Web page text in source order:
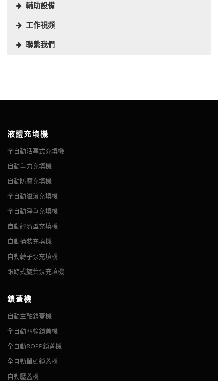
輔助設備
工作視頻
聯繫我們
醬汁需要液體成分。 醬汁是世界各地美食中必不可少的元素。
桌，像香蒜醬一樣冷著吃，但像香蒜醬一樣不冷不熱，像調味醬一
樣煮熟後趁熱上桌，或者像蘋果醬一樣冷著吃。 它們可能是由廚師
新鮮烹製的，尤其是在餐館裡，但今天許多醬汁都是預製的和包裝
好的，如伍斯特沙司、HP 醬、醬油或番茄醬。 沙拉醬稱為沙拉
辣醬汁、肉類醬汁、粉紅醬汁、切碎的新鮮原料製成的醬汁、甜醬
汁
Sauce Jar
嬰兒食品、黃油、蛋黃醬和醋、餐桌醬、醬油、鱷梨醬和其他蘸醬
填充醬汁或調味品的解決方案是 VKPAK 的專業知識。我們可以通
過專門針對醬汁和調味品行業的各種充填技術幫助您實現這一目
標。
食品，尤其是未經巴氏殺菌的新鮮食品，必須特別小心地準備和包
我們的機器易於拆卸和清潔，使其成為準備裝有酸菜、蛋黃醬、香
蒜醬和其他調味醬的罐子的理想設備。我們的機器甚至可以在罐子
裡裝滿肉或蔬菜塊的醬汁。它們可以在室溫和高溫下填充。
通常，醬汁具有一定的粘度。我們建議使用活塞式充填機。
全自動活塞式充填機
摘要 活塞式充填機測量和分配自由流動的產品 - 例如稀薄和/或
中等密度的液體 - 到容器上。每台機器配備一個或多個容積活
自動主軸鎖蓋機
摘要 VK-LC全自動主軸鎖蓋機非常靈活，能夠準確、快速地對任
何瓶蓋進行鎖蓋，如扳機蓋、金屬蓋、翻蓋等。 1. 變速交流電
機械調整。 4. 多種容器無需更換零件 5. 全面的通用帽槽...
卡扣鉸鏈蓋和運動推拉蓋。 圓瓶、方瓶、扁瓶 適用瓶蓋：螺鎖
蓋和金屬蓋鎖蓋 主體結構由耐用的 304 不銹鋼製成。 本機採用
動化，操作簡單，生產速度快，貼標位置均勻、美觀、整齊； 適
用於醫藥、化工、食品等行業的圓形容器貼標，可全圓、半週貼
標。 可選配色帶打碼機和打印機，貼標同時實現打印生產批號、
自動定位纏繞貼標機
和溢出，同時保護它們免受污染。貼標機可以附加帶有獨特品牌、
圖像、營養信息和其他文本和圖像的定制產品標籤。傳送帶系統可
產品。在您的工廠中使用可靠的醬汁充填機的完整組合，您可以從
高效的生產線中受益，該生產線可以為您提供多年一致的結果。
在您的設施中集成定制的醬料包裝系統
我們提供的所有液體充填和包裝設備使客戶能夠完全定制他們的醬
汁和許多其他產品的生產線。我們可以幫助您確定哪種機器最適合
施機器。在 VKPAK 的幫助下，您可以最大限度地提高包裝線的效
率和盈利能力。
在 VKPAK 獲得的不僅僅是醬料充填機
中獲得最大收益。我們提供現場服務、租賃和高速攝像服務，可幫
助您最大限度地延長包裝系統的使用壽命，為您提供確保生產線自
始至終蓬勃發展所需的一切。我們還提供 24/7 全天候技術支持，
以幫助確保您的醬汁充填設備保持最佳狀態。
要開始設計和集成完整的醬汁充填機系統，請立即聯繫 VKPAK，專
家將能夠與您合作。我們可以根據您項目的具體需求設計完全定制
的設備配置。
瓶子旋轉轉盤
摘要 該理瓶機是一種帶頻率控制的動態工作台。 本機用作緩衝
速度都可以自由調節，有利於生產。 其過程：將瓶子放在圓形轉
盤上，然後轉盤旋轉將瓶子戳到傳送帶上。 VKPAK 旋轉轉盤可
以顯著提高您的生產效率。 裝載轉盤可幫助操作員將圓形...
液體充填機
全自動活塞式充填機
自動重力充填機
自動防腐充填機
全自動溢流充填機
全自動淨重充填機
自動經濟型充填機
自動桶裝充填機
自動轉子泵充填機
跟踪式旋葉泵充填機
鎖蓋機
自動主軸鎖蓋機
全自動四輪鎖蓋機
全自動ROPP鎖蓋機
全自動單頭鎖蓋機
自動壓蓋機